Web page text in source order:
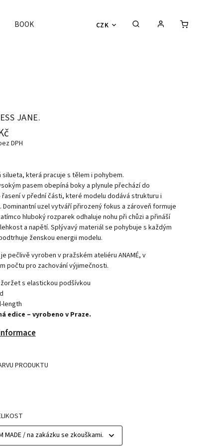
CZK
BOOK
JANE.
DPH
silueta, která pracuje s tělem i pohybem.
pasem obepíná boky a plynule přechází do
v přední části, které modelu dodává strukturu i
Dominantní uzel vytváří přirozený fokus a zároveň formuje
hluboký rozparek odhaluje nohu při chůzi a přináší
a napětí. Splývavý materiál se pohybuje s každým
ženskou energii modelu.
pečlivě vyroben v pražském ateliéru ANAMÉ, v
počtu pro zachování výjimečnosti.
žoržet s elastickou podšívkou
length
edice – vyrobeno v Praze.
PRODUKTU